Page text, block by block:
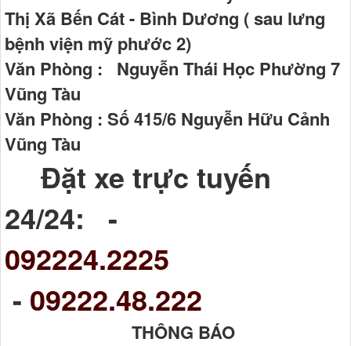
Thị Xã Bến Cát - Bình Dương ( sau lưng
bệnh viện mỹ phước 2)
Văn Phòng : Nguyễn Thái Học Phường 7
Vũng Tàu
Văn Phòng : Số 415/6 Nguyễn Hữu Cảnh
Vũng Tàu
Đặt xe trực tuyến
24/24: -
092224.2225
- 09222.48.222
THÔNG BÁO